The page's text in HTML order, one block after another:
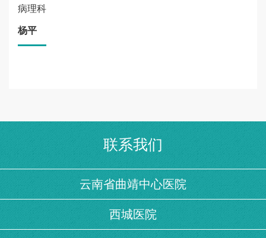
病理科
杨平
联系我们
云南省曲靖中心医院
西城医院